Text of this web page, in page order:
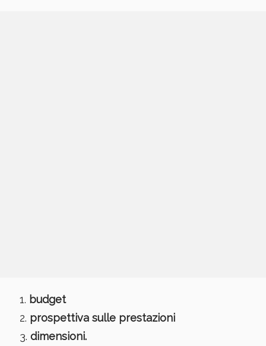
budget
prospettiva sulle prestazioni
dimensioni.